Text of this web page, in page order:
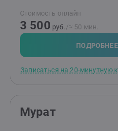
Стоимость онлайн
3 500 руб. /≈ 50 мин.
ПОДРОБНЕЕ
Записаться на 20-минутную
Мурат